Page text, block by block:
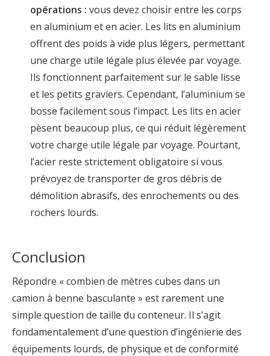
opérations : vous devez choisir entre les corps
en aluminium et en acier. Les lits en aluminium
offrent des poids à vide plus légers, permettant
une charge utile légale plus élevée par voyage.
Ils fonctionnent parfaitement sur le sable lisse
et les petits graviers. Cependant, l’aluminium se
bosse facilement sous l’impact. Les lits en acier
pèsent beaucoup plus, ce qui réduit légèrement
votre charge utile légale par voyage. Pourtant,
l’acier reste strictement obligatoire si vous
prévoyez de transporter de gros débris de
démolition abrasifs, des enrochements ou des
rochers lourds.
Conclusion
Répondre « combien de mètres cubes dans un
camion à benne basculante » est rarement une
simple question de taille du conteneur. Il s’agit
fondamentalement d’une question d’ingénierie des
équipements lourds, de physique et de conformité